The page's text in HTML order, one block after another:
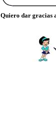
Quiero dar gracias